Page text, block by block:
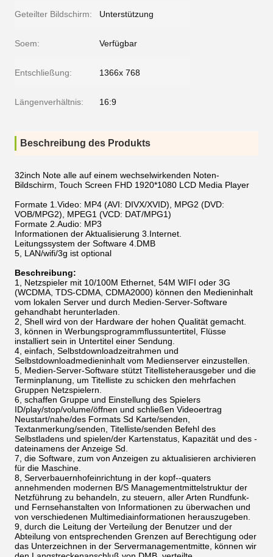
Geteilter Bildschirm: Unterstützung
Soem: Verfügbar
Entschließung: 1366x 768
Längenverhältnis: 16:9
Beschreibung des Produkts
32inch Note alle auf einem wechselwirkenden Noten-
Bildschirm, Touch Screen FHD 1920*1080 LCD Media Player
Formate 1.Video: MP4 (AVI: DIVX/XVID), MPG2 (DVD:
VOB/MPG2), MPEG1 (VCD: DAT/MPG1)
Formate 2.Audio: MP3
Informationen der Aktualisierung 3.Internet.
Leitungssystem der Software 4.DMB
5, LAN/wifi/3g ist optional
Beschreibung:
1, Netzspieler mit 10/100M Ethernet, 54M WIFI oder 3G
(WCDMA, TDS-CDMA, CDMA2000) können den Medieninhalt
vom lokalen Server und durch Medien-Server-Software
gehandhabt herunterladen.
2, Shell wird von der Hardware der hohen Qualität gemacht.
3, können in Werbungsprogrammflussuntertitel, Flüsse
installiert sein in Untertitel einer Sendung.
4, einfach, Selbstdownloadzeitrahmen und
Selbstdownloadmedieninhalt vom Medienserver einzustellen.
5, Medien-Server-Software stützt Titellisteherausgeber und die
Terminplanung, um Titelliste zu schicken den mehrfachen
Gruppen Netzspielern.
6, schaffen Gruppe und Einstellung des Spielers
ID/play/stop/volume/öffnen und schließen Videoertrag
Neustart/nahe/des Formats Sd Karte/senden,
Textanmerkung/senden, Titelliste/senden Befehl des
Selbstladens und spielen/der Kartenstatus, Kapazität und des -
dateinamens der Anzeige Sd.
7, die Software, zum von Anzeigen zu aktualisieren archivieren
für die Maschine.
8, Serverbauernhofeinrichtung in der kopf--quaters
annehmenden modernen B/S Managementmittelstruktur der
Netzführung zu behandeln, zu steuern, aller Arten Rundfunk-
und Fernsehanstalten von Informationen zu überwachen und
von verschiedenen Multimediainformationen herauszugeben.
9, durch die Leitung der Verteilung der Benutzer und der
Abteilung von entsprechenden Grenzen auf Berechtigung oder
das Unterzeichnen in der Servermanagementmitte, können wir